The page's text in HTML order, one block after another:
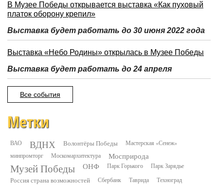
В Музее Победы открывается выставка «Как пуховый
платок оборону крепил»
Выставка будет работать до 30 июня 2022 года
Выставка «Небо Родины» открылась в Музее Победы
Выставка будет работать до 24 апреля
Все события
Метки
ВАО ВДНХ Волонтёры Победы
Мастерская «Сенеж»
минпромторг
Москомархитектура Мосприрода
Музей Победы ОНФ Парк Горького Парк Зарядье
Россия страна возможностей Сбербанк Таврида
Техноград